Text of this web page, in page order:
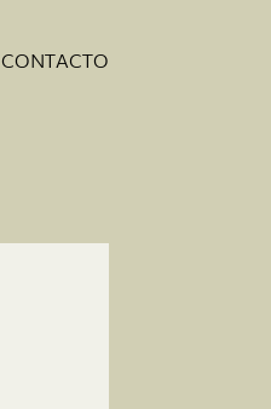
CONTACTO